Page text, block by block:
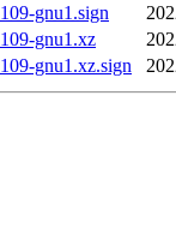
gnu1.sign
gnu1.xz
gnu1.xz.sign